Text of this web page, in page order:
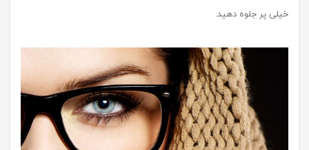
خیلی پر جلوه دهید.